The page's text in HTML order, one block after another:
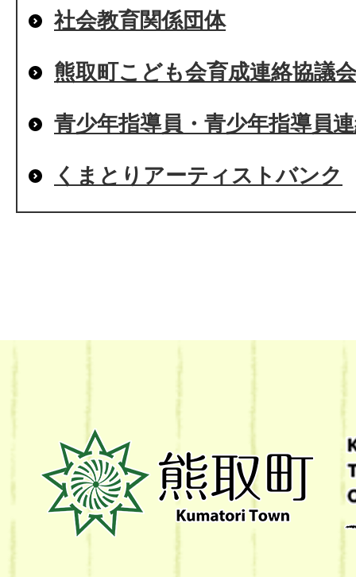
社会教育関係団体
熊取町こども会育成連絡協議会
青少年指導員・青少年指導員
くまとりアーティストバンク
熊
取
町
Kumatori